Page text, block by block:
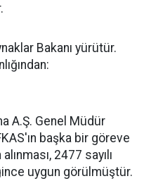
Bakanı yürütür.
A.Ş. Genel Müdür
başka bir göreve
2477 sayılı
uygun görülmüştür.